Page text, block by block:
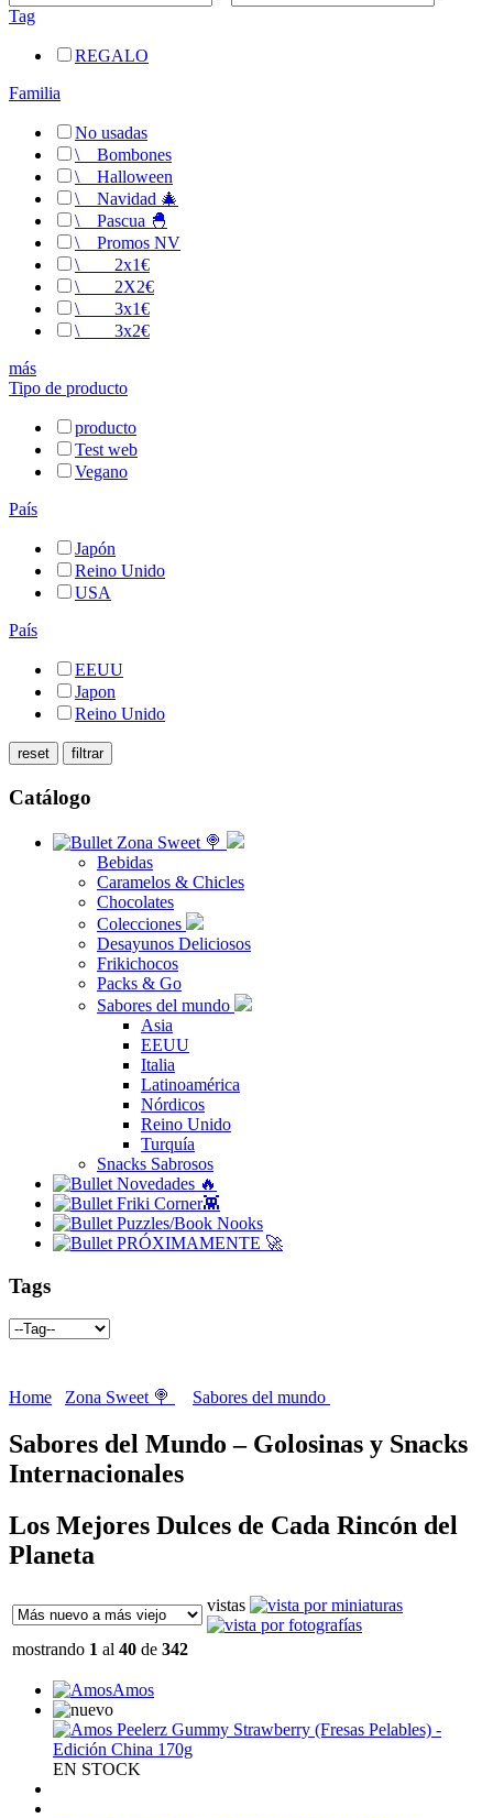
Tag
REGALO
Familia
No usadas
\__ Bombones
\__ Halloween
\__ Navidad 🎄
\__ Pascua 🐣
\__ Promos NV
\__
2x1€
\__
2X2€
\__
3x1€
\__
3x2€
más
Tipo de producto
producto
Test web
Vegano
País
Japón
Reino Unido
USA
País
EEUU
Japon
Reino Unido
Catálogo
Zona Sweet 🍭
Bebidas
Caramelos & Chicles
Chocolates
Colecciones
Desayunos Deliciosos
Frikichocos
Packs & Go
Sabores del mundo
Asia
EEUU
Italia
Latinoamérica
Nórdicos
Reino Unido
Turquía
Snacks Sabrosos
Novedades 🔥
Friki Corner👾
Puzzles/Book Nooks
PRÓXIMAMENTE 🚀
Tags
Home Zona Sweet 🍭 Sabores del mundo
Sabores del Mundo – Golosinas y Snacks
Internacionales
Los Mejores Dulces de Cada Rincón del
Planeta
vistas
mostrando 1 al 40 de 342
Amos
EN STOCK